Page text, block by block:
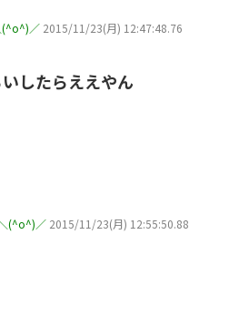
(^o^)／ 2015/11/23(月) 12:47:48.76
したらええやん
(^o^)／ 2015/11/23(月) 12:55:50.88